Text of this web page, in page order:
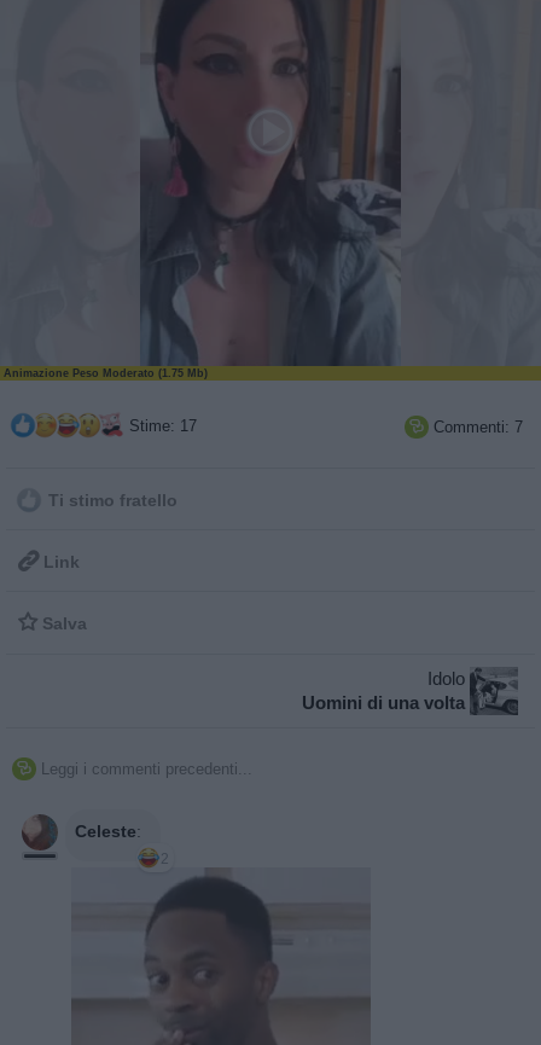
Animazione Peso Moderato (1.75 Mb)
Stime: 17  Commenti: 7
Ti stimo fratello
 Link
 Salva
Idolo
Uomini di una volta
 Leggi i commenti precedenti...
Celeste:
2